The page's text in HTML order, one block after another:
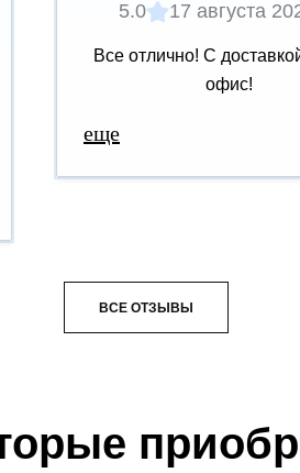
5.0 17 августа
Все отлично! С
офис!
еще
ВСЕ ОТЗЫВЫ